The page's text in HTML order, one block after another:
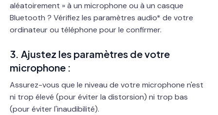
aléatoirement » à un microphone ou à un casque
Bluetooth ? Vérifiez les paramètres audio* de votre
ordinateur ou téléphone pour le confirmer.
3. Ajustez les paramètres de votre
microphone :
Assurez-vous que le niveau de votre microphone n'est
ni trop élevé (pour éviter la distorsion) ni trop bas
(pour éviter l'inaudibilité).